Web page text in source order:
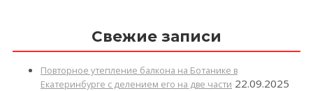
Свежие записи
Повторное утепление балкона на Ботанике в
Екатеринбурге с делением его на две части 22.09.2025